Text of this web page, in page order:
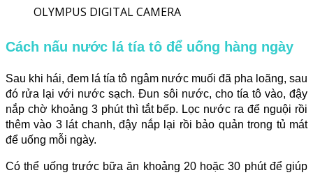
OLYMPUS DIGITAL CAMERA
Cách nấu nước lá tía tô để uống hàng ngày
Sau khi hái, đem lá tía tô ngâm nước muối đã pha loãng, sau
đó rửa lại với nước sạch. Đun sôi nước, cho tía tô vào, đậy
nắp chờ khoảng 3 phút thì tắt bếp. Lọc nước ra để nguội rồi
thêm vào 3 lát chanh, đậy nắp lại rồi bảo quản trong tủ mát
để uống mỗi ngày.
Có thể uống trước bữa ăn khoảng 20 hoặc 30 phút để giúp